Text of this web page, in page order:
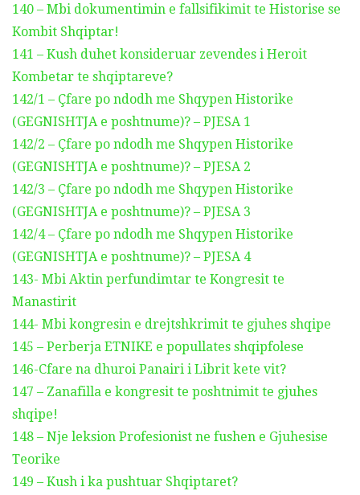
140 – Mbi dokumentimin e fallsifikimit te Historise se
Kombit Shqiptar!
141 – Kush duhet konsideruar zevendes i Heroit
Kombetar te shqiptareve?
142/1 – Çfare po ndodh me Shqypen Historike
(GEGNISHTJA e poshtnume)? – PJESA 1
142/2 – Çfare po ndodh me Shqypen Historike
(GEGNISHTJA e poshtnume)? – PJESA 2
142/3 – Çfare po ndodh me Shqypen Historike
(GEGNISHTJA e poshtnume)? – PJESA 3
142/4 – Çfare po ndodh me Shqypen Historike
(GEGNISHTJA e poshtnume)? – PJESA 4
143- Mbi Aktin perfundimtar te Kongresit te
Manastirit
144- Mbi kongresin e drejtshkrimit te gjuhes shqipe
145 – Perberja ETNIKE e popullates shqipfolese
146-Cfare na dhuroi Panairi i Librit kete vit?
147 – Zanafilla e kongresit te poshtnimit te gjuhes
shqipe!
148 – Nje leksion Profesionist ne fushen e Gjuhesise
Teorike
149 – Kush i ka pushtuar Shqiptaret?